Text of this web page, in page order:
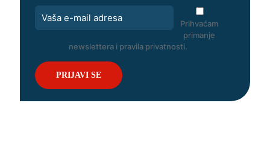
Prihvaćam
primanje
newslettera i pravila privatnosti.